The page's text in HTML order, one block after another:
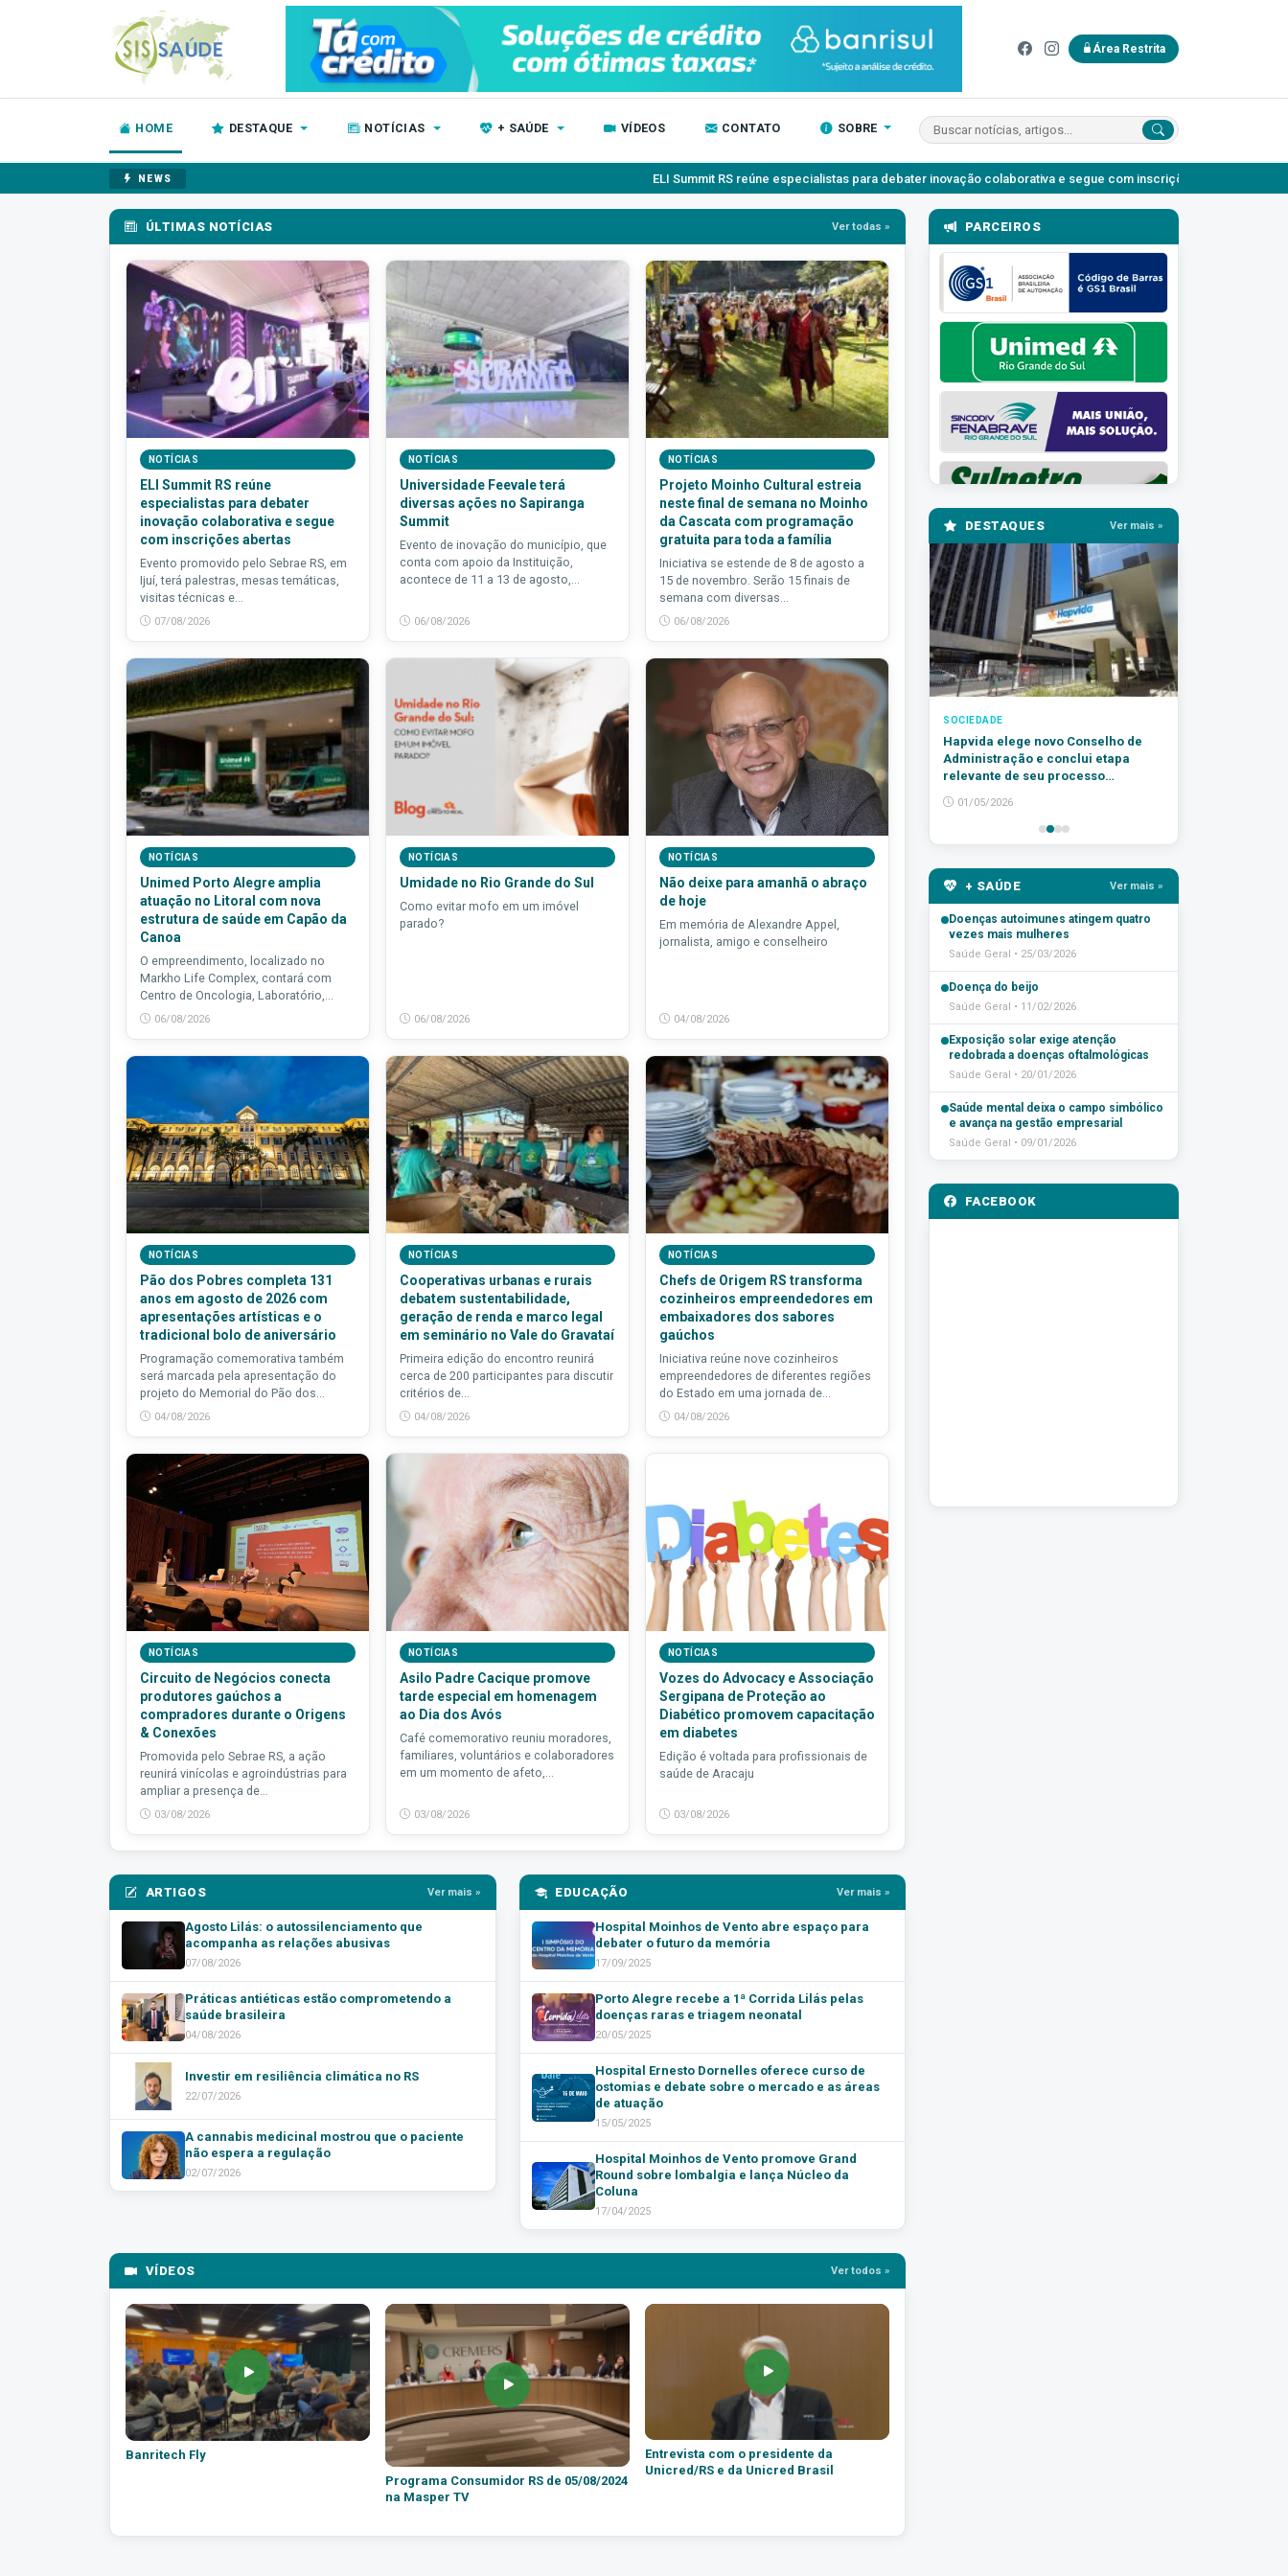
Área Restrita
HOME DESTAQUE NOTÍCIAS + SAÚDE VÍDEOS CONTATO SOBRE
NEWS ELI Summit RS reúne especialistas para debater inovação colaborativa e segue com inscrições abertas Agosto Lilás: o
ÚLTIMAS NOTÍCIAS Ver todas »
NOTÍCIAS
ELI Summit RS reúne
especialistas para debater
inovação colaborativa e segue
com inscrições abertas
Evento promovido pelo Sebrae RS, em
Ijuí, terá palestras, mesas temáticas,
visitas técnicas e...
07/08/2026
NOTÍCIAS
Universidade Feevale terá
diversas ações no Sapiranga
Summit
Evento de inovação do município, que
conta com apoio da Instituição,
acontece de 11 a 13 de agosto,...
06/08/2026
NOTÍCIAS
Projeto Moinho Cultural estreia
neste final de semana no Moinho
da Cascata com programação
gratuita para toda a família
Iniciativa se estende de 8 de agosto a
15 de novembro. Serão 15 finais de
semana com diversas...
06/08/2026
NOTÍCIAS
Unimed Porto Alegre amplia
atuação no Litoral com nova
estrutura de saúde em Capão da
Canoa
O empreendimento, localizado no
Markho Life Complex, contará com
Centro de Oncologia, Laboratório,...
06/08/2026
NOTÍCIAS
Umidade no Rio Grande do Sul
Como evitar mofo em um imóvel
parado?
06/08/2026
NOTÍCIAS
Não deixe para amanhã o abraço
de hoje
Em memória de Alexandre Appel,
jornalista, amigo e conselheiro
04/08/2026
NOTÍCIAS
Pão dos Pobres completa 131
anos em agosto de 2026 com
apresentações artísticas e o
tradicional bolo de aniversário
Programação comemorativa também
será marcada pela apresentação do
projeto do Memorial do Pão dos...
04/08/2026
NOTÍCIAS
Cooperativas urbanas e rurais
debatem sustentabilidade,
geração de renda e marco legal
em seminário no Vale do Gravataí
Primeira edição do encontro reunirá
cerca de 200 participantes para discutir
critérios de...
04/08/2026
NOTÍCIAS
Chefs de Origem RS transforma
cozinheiros empreendedores em
embaixadores dos sabores
gaúchos
Iniciativa reúne nove cozinheiros
empreendedores de diferentes regiões
do Estado em uma jornada de...
04/08/2026
NOTÍCIAS
Circuito de Negócios conecta
produtores gaúchos a
compradores durante o Origens
& Conexões
Promovida pelo Sebrae RS, a ação
reunirá vinícolas e agroindústrias para
ampliar a presença de...
03/08/2026
NOTÍCIAS
Asilo Padre Cacique promove
tarde especial em homenagem
ao Dia dos Avós
Café comemorativo reuniu moradores,
familiares, voluntários e colaboradores
em um momento de afeto,...
03/08/2026
NOTÍCIAS
Vozes do Advocacy e Associação
Sergipana de Proteção ao
Diabético promovem capacitação
em diabetes
Edição é voltada para profissionais de
saúde de Aracaju
03/08/2026
ARTIGOS Ver mais »
Agosto Lilás: o autossilenciamento que
acompanha as relações abusivas
07/08/2026
Práticas antiéticas estão comprometendo a
saúde brasileira
04/08/2026
Investir em resiliência climática no RS
22/07/2026
A cannabis medicinal mostrou que o paciente
não espera a regulação
02/07/2026
EDUCAÇÃO Ver mais »
Hospital Moinhos de Vento abre espaço para
debater o futuro da memória
17/09/2025
Porto Alegre recebe a 1ª Corrida Lilás pelas
doenças raras e triagem neonatal
20/05/2025
Hospital Ernesto Dornelles oferece curso de
ostomias e debate sobre o mercado e as áreas
de atuação
15/05/2025
Hospital Moinhos de Vento promove Grand
Round sobre lombalgia e lança Núcleo da
Coluna
17/04/2025
VÍDEOS Ver todos »
Banritech Fly
Programa Consumidor RS de 05/08/2024
na Masper TV
Entrevista com o presidente da
Unicred/RS e da Unicred Brasil
PARCEIROS
DESTAQUES Ver mais »
SOCIEDADE
Hapvida elege novo Conselho de
Administração e conclui etapa
relevante de seu processo
sucessório
01/05/2026
+ SAÚDE Ver mais »
Doenças autoimunes atingem quatro
vezes mais mulheres
Saúde Geral • 25/03/2026
Doença do beijo
Saúde Geral • 11/02/2026
Exposição solar exige atenção
redobrada a doenças oftalmológicas
Saúde Geral • 20/01/2026
Saúde mental deixa o campo simbólico
e avança na gestão empresarial
Saúde Geral • 09/01/2026
FACEBOOK